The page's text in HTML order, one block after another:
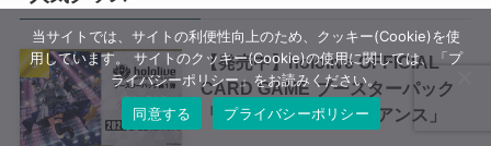
【発売中】hololive OFFICIAL
CARD GAME ブースターパック
「ブルーミングレディアンス」
当サイトでは、サイトの利便性向上のため、クッキー(Cookie)を使
用しています。 サイトのクッキー(Cookie)の使用に関しては、「プ
ライバシーポリシー」をお読みください。
同意する
プライバシーポリシー